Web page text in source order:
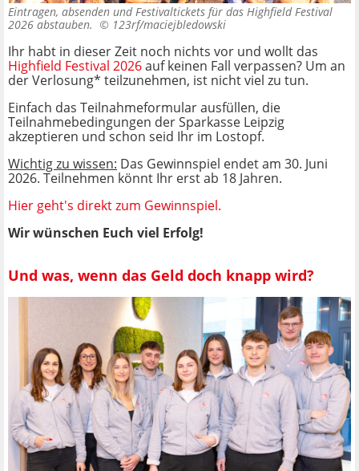
Eintragen, absenden und Festivaltickets für das Highfield Festival
2026 abstauben. © 123rf/maciejbledowski
Ihr habt in dieser Zeit noch nichts vor und wollt das
Highfield Festival 2026auf keinen Fall verpassen? Um an
der Verlosung* teilzunehmen, ist nicht viel zu tun.
Einfach das Teilnahmeformular ausfüllen, die
Teilnahmebedingungen der Sparkasse Leipzig
akzeptieren und schon seid Ihr im Lostopf.
Wichtig zu wissen: Das Gewinnspiel endet am 30. Juni
2026. Teilnehmen könnt Ihr erst ab 18 Jahren.
Hier geht's direkt zum Gewinnspiel.
Wir wünschen Euch viel Erfolg!
Und was, wenn das Geld doch knapp wird?